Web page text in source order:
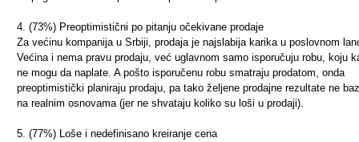
4. (73%) Preoptimistični po pitanju očekivane prodaje
Za većinu kompanija u Srbiji, prodaja je najslabija karika u poslovnom
Većina i nema pravu prodaju, već uglavnom samo isporučuju robu, koju
ne mogu da naplate. A pošto isporučenu robu smatraju prodatom, onda
preoptimistički planiraju prodaju, pa tako željene prodajne rezultate ne
na realnim osnovama (jer ne shvataju koliko su loši u prodaji).
5. (77%) Loše i nedefinisano kreiranje cena